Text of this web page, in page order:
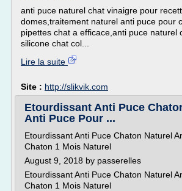
anti puce naturel chat vinaigre pour
domes,traitement naturel anti puce pour
pipettes chat a efficace,anti puce naturel
silicone chat col...
Lire la suite
Site : http://slikvik.com
Etourdissant Anti Puce
Anti Puce Pour ...
Etourdissant Anti Puce Chaton Naturel
Chaton 1 Mois Naturel
August 9, 2018 by passerelles
Etourdissant Anti Puce Chaton Naturel
Chaton 1 Mois Naturel